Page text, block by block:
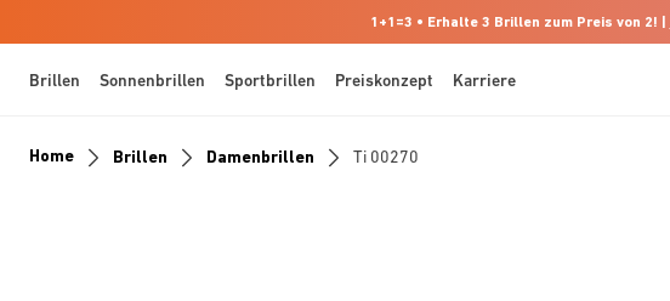
1+1=3 • Erhalte 3 Brillen zum Preis von 2! |
Brillen Sonnenbrillen Sportbrillen Preiskonzept Karriere
Home Brillen Damenbrillen Ti 00270